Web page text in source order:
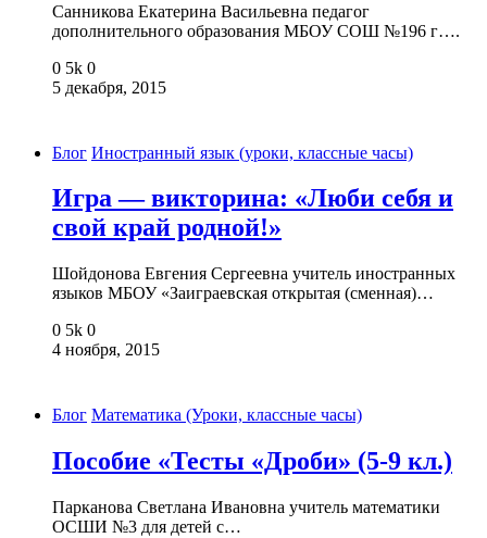
Санникова Екатерина Васильевна педагог
дополнительного образования МБОУ СОШ №196 г….
0 5k 0
5 декабря, 2015
Блог Иностранный язык (уроки, классные часы)
Игра — викторина: «Люби себя и
свой край родной!»
Шойдонова Евгения Сергеевна учитель иностранных
языков МБОУ «Заиграевская открытая (сменная)…
0 5k 0
4 ноября, 2015
Блог Математика (Уроки, классные часы)
Пособие «Тесты «Дроби» (5-9 кл.)
Парканова Светлана Ивановна учитель математики
ОСШИ №3 для детей с…